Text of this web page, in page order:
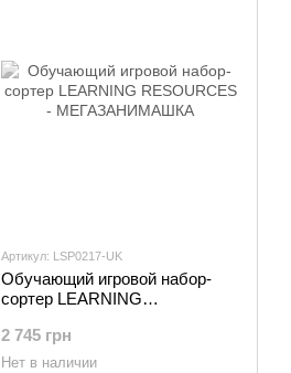
Артикул: LSP0217-UK
Обучающий игровой набор-
сортер LEARNING
МЕГАЗАНИМАШКА
2 745 грн
Нет в наличии